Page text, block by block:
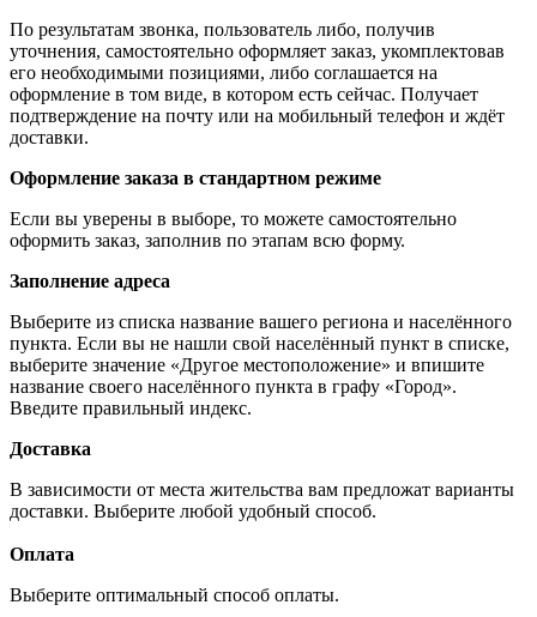
По результатам звонка, пользователь либо, получив
уточнения, самостоятельно оформляет заказ, укомплектовав
его необходимыми позициями, либо соглашается на
оформление в том виде, в котором есть сейчас. Получает
подтверждение на почту или на мобильный телефон и ждёт
доставки.
Оформление заказа в стандартном режиме
Если вы уверены в выборе, то можете самостоятельно
оформить заказ, заполнив по этапам всю форму.
Заполнение адреса
Выберите из списка название вашего региона и населённого
пункта. Если вы не нашли свой населённый пункт в списке,
выберите значение «Другое местоположение» и впишите
название своего населённого пункта в графу «Город».
Введите правильный индекс.
Доставка
В зависимости от места жительства вам предложат варианты
доставки. Выберите любой удобный способ.
Оплата
Выберите оптимальный способ оплаты.